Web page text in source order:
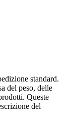
standard.
del peso, delle
Queste
del